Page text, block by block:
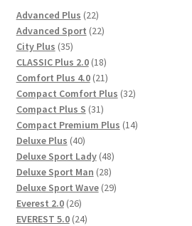
Advanced Plus 2222
Produkte
Advanced Sport 2222
City Plus 3535
Produkte
CLASSIC Plus 2.0 1818
Produkte
Comfort Plus 4.0 2121
Produkte
Compact Comfort Plus 3232
Compact Plus S 3131
Produkte
Compact Premium Plus 1414
Deluxe Plus 4040
Produkte
Deluxe Sport Lady 4848
Produkte
Deluxe Sport Man 2828
Produkte
Deluxe Sport Wave 2929
Everest 2.0 2626
Produkte
EVEREST 5.0 2424